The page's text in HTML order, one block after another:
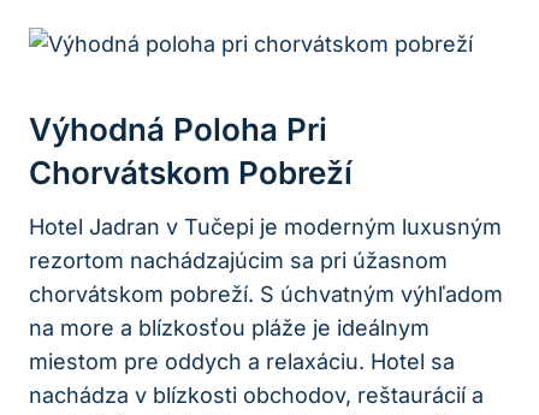
Výhodná Poloha Pri
Chorvátskom Pobreží
Hotel Jadran v Tučepi je moderným luxusným
rezortom nachádzajúcim sa pri úžasnom
chorvátskom pobreží. S úchvatným výhľadom
na more a blízkosťou pláže je ideálnym
miestom pre oddych a relaxáciu. Hotel sa
nachádza v blízkosti obchodov, reštaurácií a